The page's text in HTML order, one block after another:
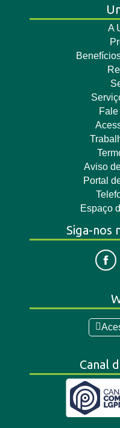
A
Aviso
Portal
Espaço
Siga-nos
Canal